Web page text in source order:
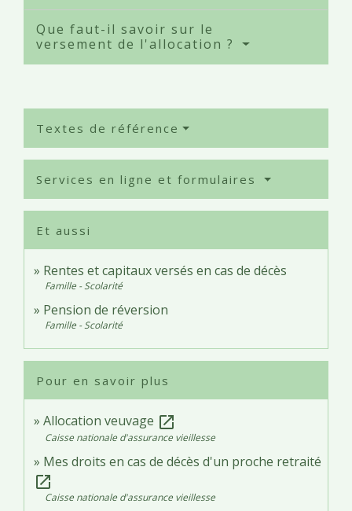
Que faut-il savoir sur le
versement de l'allocation ?
Textes de référence
Services en ligne et formulaires
Et aussi
Rentes et capitaux versés en cas de décès
Famille - Scolarité
Pension de réversion
Famille - Scolarité
Pour en savoir plus
Allocation veuvage open_in_new
Caisse nationale d'assurance vieillesse
Mes droits en cas de décès d'un proche retraité
open_in_new
Caisse nationale d'assurance vieillesse